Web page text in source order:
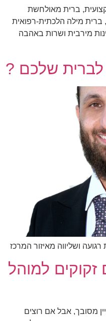
ברית מאולחשת
ברית מילה הלכתית-רפואית
מירבית ושרות באהבה
לברית שלכם ?
ושליווה מאיזור המרכז
זקוקים למוהל
מסובך, אבל אם רוצים